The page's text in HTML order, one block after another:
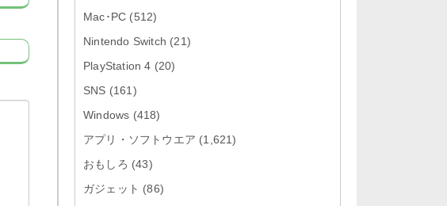
「Instagram 441.0.0」iOS向け最新
「Google ドライブ - 安全なオンラ
「Google 翻訳 10.31.311」iOS向
「Microsoft Excel 2.112.3」iOS向
Mac･PC (512)
Nintendo Switch (21)
PlayStation 4 (20)
SNS (161)
Windows (418)
アプリ・ソフトウエア (1,621)
おもしろ (43)
ガジェット (86)